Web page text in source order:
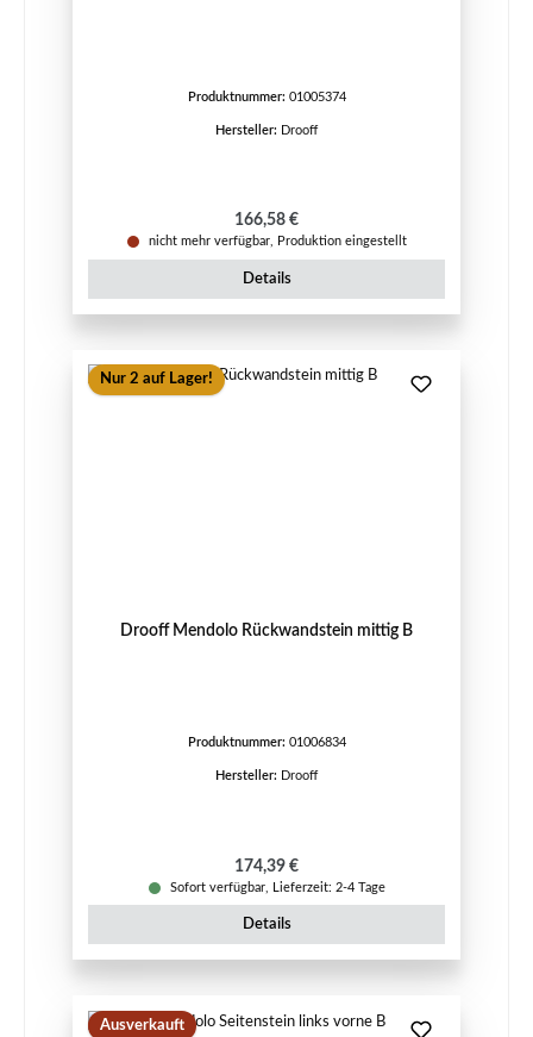
Produktnummer: 01005374
Hersteller: Drooff
Regulärer Preis:
166,58 €
nicht mehr verfügbar, Produktion eingestellt
Details
Nur 2 auf Lager!
Drooff Mendolo Rückwandstein mittig B
Produktnummer: 01006834
Hersteller: Drooff
Regulärer Preis:
174,39 €
Sofort verfügbar, Lieferzeit: 2-4 Tage
Details
Ausverkauft